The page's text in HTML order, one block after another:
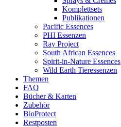
Komplettsets
Publikationen
Pacific Essences
PHI Essenzen
Ray Project
South African Essences
Spirit-in-Nature Essences
Wild Earth Tieressenzen
Themen
FAQ
Bücher & Karten
Zubehör
BioProtect
Restposten